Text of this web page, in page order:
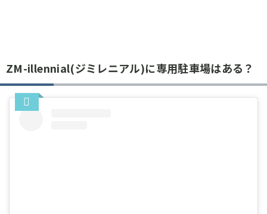
ZM-illennial(ジミレニアル)に専用駐車場はある？